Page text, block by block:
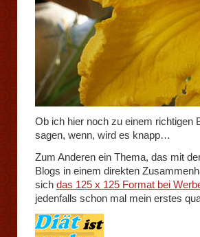
Ob ich hier noch zu einem richtigen
sagen, wenn, wird es knapp…
Zum Anderen ein Thema, das mit
Blogs in einem direkten
sich das 125 x 125 Format bei
jedenfalls schon mal mein erstes